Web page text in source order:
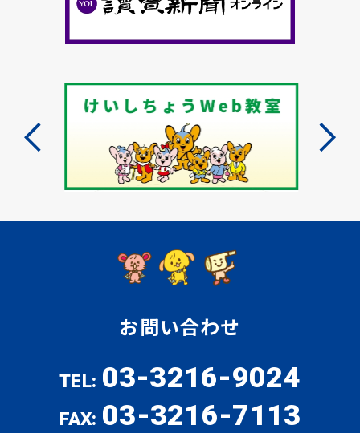
お問い合わせ
TEL: 03-3216-9024
FAX: 03-3216-7113